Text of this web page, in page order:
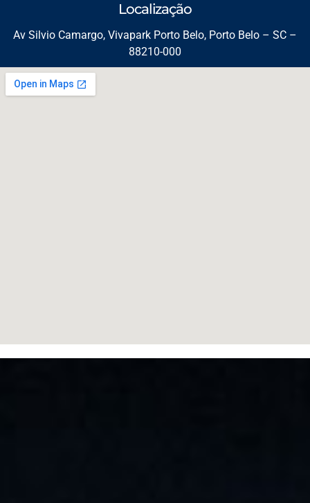
Localização
Av Silvio Camargo, Vivapark Porto Belo, Porto Belo – SC –
88210-000